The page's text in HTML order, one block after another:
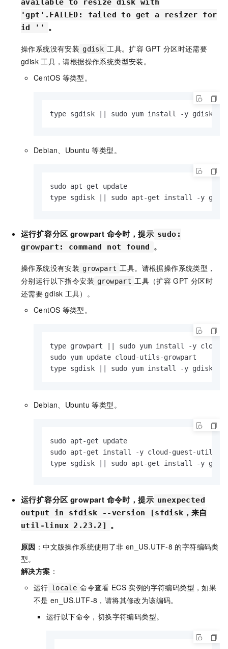
available to resize disk with
'gpt'.FAILED: failed to get a resizer for
id ''
。
操作系统没有安装 gdisk 工具。扩容 GPT 分区时还需要
gdisk 工具，请根据操作系统类型安装。
CentOS 等类型。
type sgdisk || sudo yum install -y gdisk
Debian、Ubuntu 等类型。
sudo apt-get update
type sgdisk || sudo apt-get install -y
运行扩容分区 growpart 命令时，提示 sudo:
growpart: command not found
。
操作系统没有安装 growpart 工具。请根据操作系统类型，
分别运行以下指令安装 growpart 工具（扩容 GPT 分区时
还需要 gdisk 工具）。
CentOS 等类型。
type growpart || sudo yum install -y cloud-
sudo yum update cloud-utils-growpart
type sgdisk || sudo yum install -y gdisk
Debian、Ubuntu 等类型。
sudo apt-get update
sudo apt-get install -y cloud-guest-utils
type sgdisk || sudo apt-get install -y
运行扩容分区 growpart 命令时，提示 unexpected
output in sfdisk --version [sfdisk，来自
util-linux 2.23.2]
。
原因 ：中文版操作系统使用了非 en_US.UTF-8 的字符编码类
型。
解决方案 ：
运行 locale 命令查看 ECS 实例的字符编码类型，如果
不是 en_US.UTF-8 ，请将其修改为该编码。
运行以下命令，切换字符编码类型。